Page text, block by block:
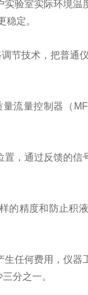
验室实际环境
定。
节技术，把普通
流量控制器（
，通过反馈的
的精度和防止积
任何费用，仪
分之一。